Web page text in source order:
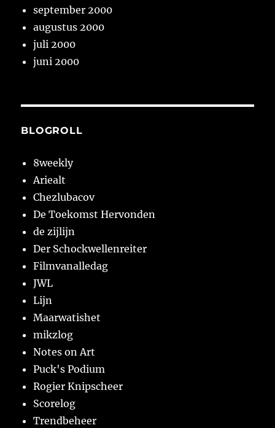
september 2000
augustus 2000
juli 2000
juni 2000
BLOGROLL
8weekly
Ariealt
Chezlubacov
De Toekomst Hervonden
de zijlijn
Der Schockwellenreiter
Filmvanalledag
JWL
Lijn
Maarwatishet
mikzlog
Notes on Art
Puck's Podium
Rogier Knipscheer
Scorelog
Trendbeheer